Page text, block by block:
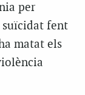
per
suïcidat fent
matat els